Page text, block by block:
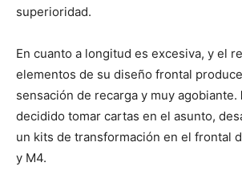
superioridad.
En cuanto a longitud es excesiva, y el
elementos de su diseño frontal
sensación de recarga y muy agobiante.
decidido tomar cartas en el asunto,
un kits de transformación en el frontal
y M4.